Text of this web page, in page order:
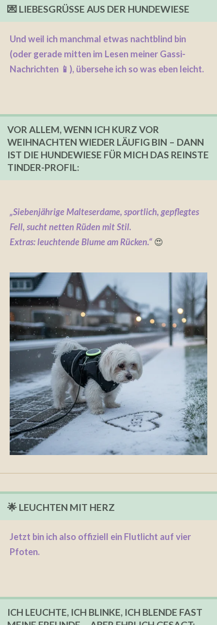
💌 LIEBESGRÜSSE AUS DER HUNDEWIESE
Und weil ich manchmal etwas nachtblind bin
(oder gerade mitten im Lesen meiner Gassi-
Nachrichten 📱), übersehe ich so was eben leicht.
VOR ALLEM, WENN ICH KURZ VOR
WEIHNACHTEN WIEDER LÄUFIG BIN – DANN
IST DIE HUNDEWIESE FÜR MICH DAS REINSTE
TINDER-PROFIL:
„Siebenjährige Malteserdame, sportlich, gepflegtes
Fell, sucht netten Rüden mit Stil.
Extras: leuchtende Blume am Rücken.“ 😍
🌟 LEUCHTEN MIT HERZ
Jetzt bin ich also offiziell ein Flutlicht auf vier
Pfoten.
ICH LEUCHTE, ICH BLINKE, ICH BLENDE FAST